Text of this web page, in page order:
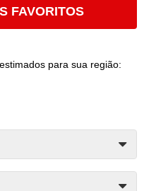
FAVORITOS
para sua região: